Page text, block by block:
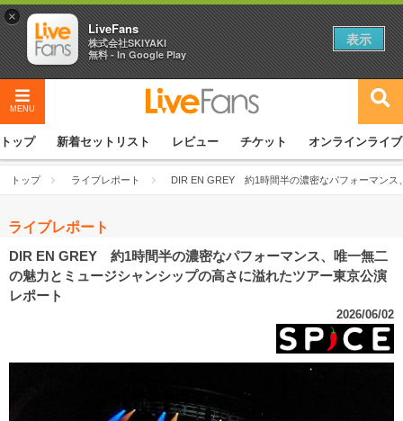
MENU
トップ 新着セットリスト レビュー チケット オンラインライブ
トップ ライブレポート DIR EN GREY 約1時間半の濃密なパフォーマンス
ライブレポート
DIR EN GREY 約1時間半の濃密なパフォーマンス、唯一無二
の魅力とミュージシャンシップの高さに溢れたツアー東京公演
レポート
2026/06/02
×
LiveFans
株式会社SKIYAKI
無料 - In Google Play
表示